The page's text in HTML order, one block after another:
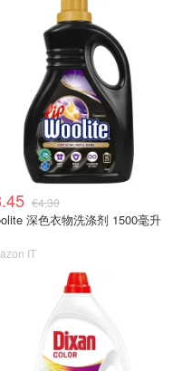
€4.30
深色衣物洗涤剂 1500毫升
IT